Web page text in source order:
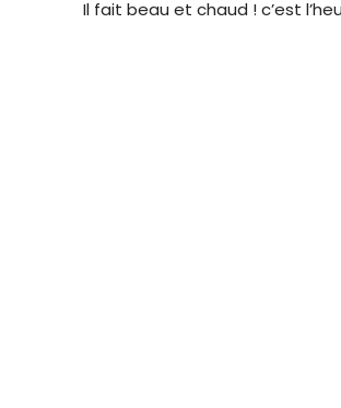
Il fait beau et chaud ! c’est